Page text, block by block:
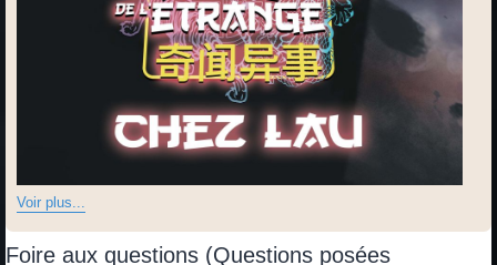
Voir plus...
Foire aux questions (Questions posées